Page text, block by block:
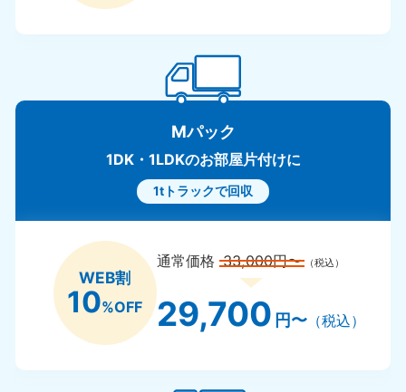
Mパック
1DK・1LDKのお部屋片付けに
1tトラックで回収
WEB割
10%OFF
通常価格33,000円〜 （税込）
29,700 円〜（税込）
9:00〜19:00 年中無休
香川県
050-1880-9899
9:00〜19:00 年中無休
9:00〜19:00 年中無休 9:00〜19:00
九州・沖縄
福岡県
050-1880-9895